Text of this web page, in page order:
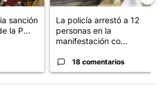
sanción
la P...
La policía arrestó a 12
personas en la
manifestación co...
18 comentarios